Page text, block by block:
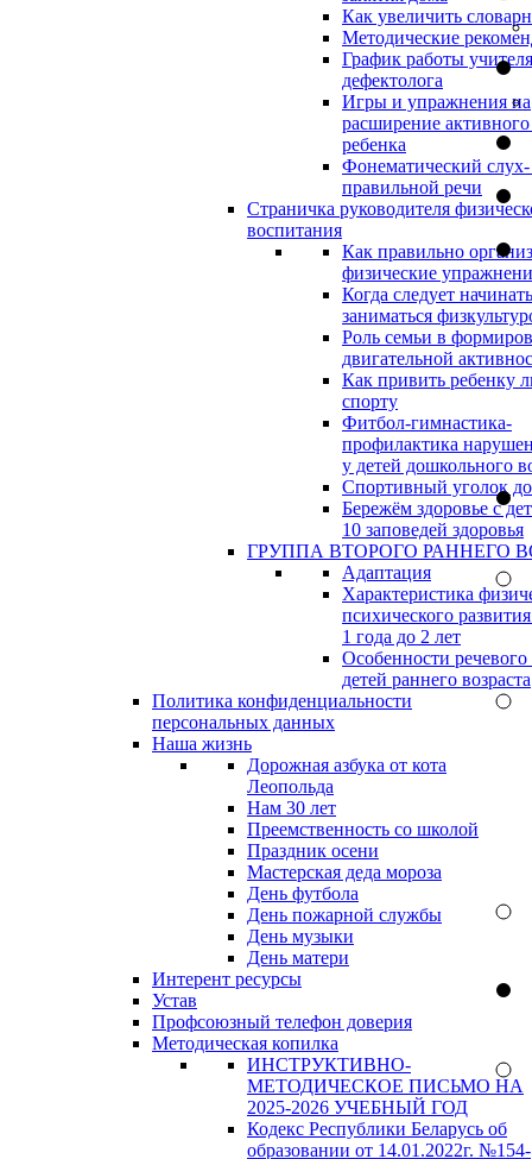
Как увеличить
Методические
График работы
дефектолога
Игры и упражнения на
расширение активного
ребенка
Фонематический слух-
правильной речи
Страничка руководителя
воспитания
Как правильно
физические
Когда следует начинать
заниматься
Роль семьи в
двигательной
Как привить ребенку
спорту
Фитбол-гимнастика-
профилактика
у детей дошкольного
Спортивный уголок
Бережём здоровье с
10 заповедей здоровья
ГРУППА ВТОРОГО РАННЕГО
Адаптация
Характеристика
психического
1 года до 2 лет
Особенности речевого
детей раннего возраста
Политика конфиденциальности
персональных данных
Наша жизнь
Дорожная азбука от кота
Леопольда
Нам 30 лет
Преемственность со школой
Праздник осени
Мастерская деда мороза
День футбола
День пожарной службы
День музыки
День матери
Интерент ресурсы
Устав
Профсоюзный телефон доверия
Методическая копилка
ИНСТРУКТИВНО-
МЕТОДИЧЕСКОЕ ПИСЬМО НА
2025-2026 УЧЕБНЫЙ ГОД
Кодекс Республики Беларусь об
образовании от 14.01.2022г. №154-